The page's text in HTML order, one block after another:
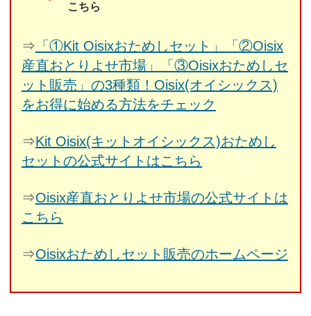
こちら
⇒ 「①Kit Oisixおためしセット」「②Oisix
産直おとりよせ市場」「③Oisixおためしセ
ット販売」の3種類！Oisix(オイシックス)
をお得に始める方法をチェック
⇒Kit Oisix(キットオイシックス)おためし
セットの公式サイトはこちら
⇒Oisix産直おとりよせ市場の公式サイトは
こちら
⇒Oisixおためしセット販売のホームページ